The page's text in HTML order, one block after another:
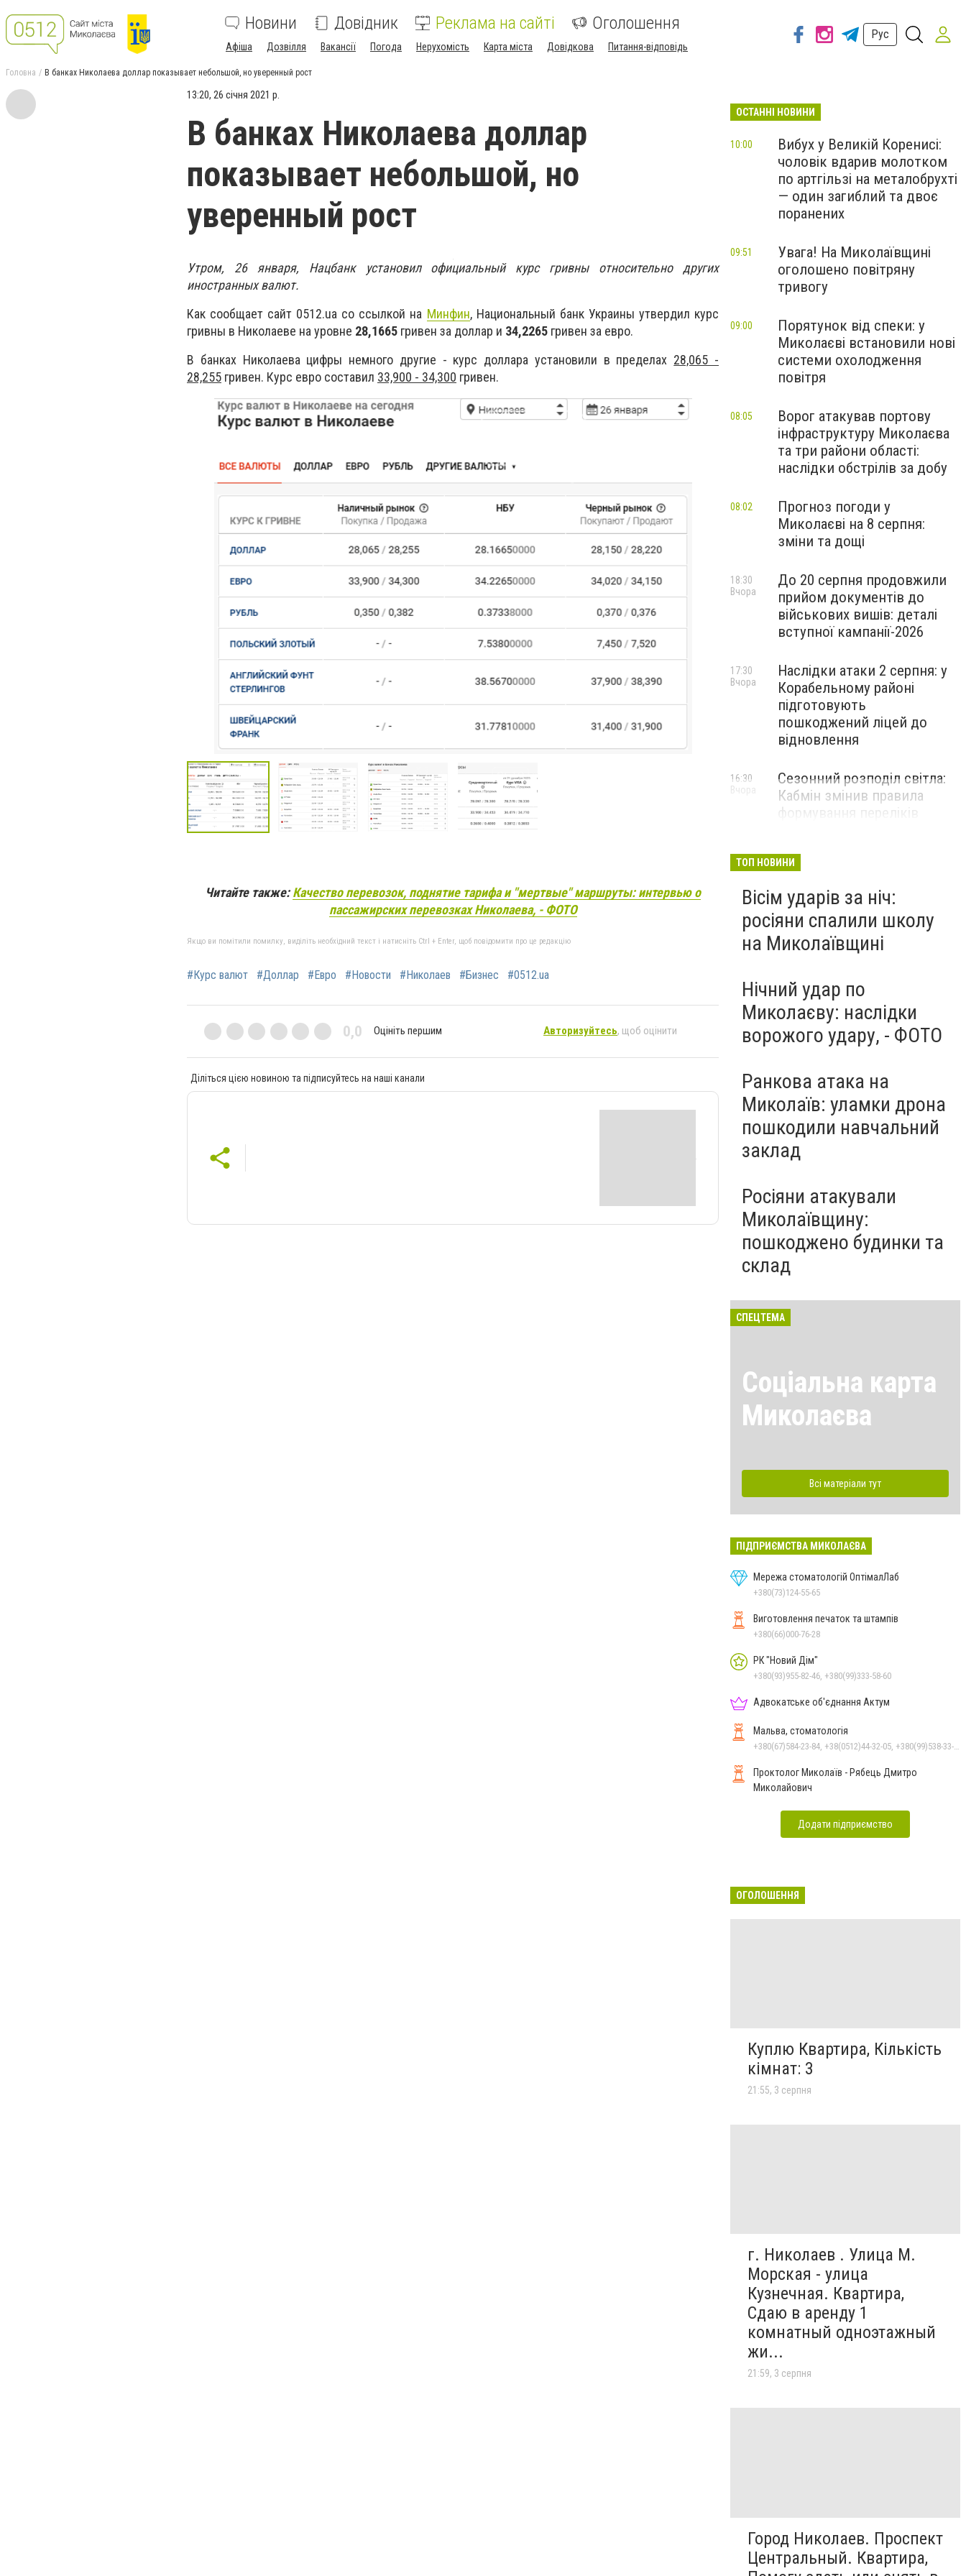
Новини Довідник Реклама на сайті Оголошення
Афіша Дозвілля Вакансії Погода Нерухомість Карта міста Довідкова Питання-відповідь
Рус
Головна В банках Николаева доллар показывает небольшой, но уверенный рост
13:20, 26 січня 2021 р.
В банках Николаева доллар
показывает небольшой, но
уверенный рост
Утром, 26 января, Нацбанк установил официальный курс гривны относительно других
иностранных валют.
Как сообщает сайт 0512.ua со ссылкой на Минфин, Национальный банк Украины утвердил курс
гривны в Николаеве на уровне 28,1665 гривен за доллар и 34,2265 гривен за евро.
В банках Николаева цифры немного другие - курс доллара установили в пределах 28,065 -
28,255 гривен. Курс евро составил 33,900 - 34,300 гривен.
Читайте также:Качество перевозок, поднятие тарифа и "мертвые" маршруты: интервью о
пассажирских перевозках Николаева, - ФОТО
Якщо ви помітили помилку, виділіть необхідний текст і натисніть Ctrl + Enter, щоб повідомити про це редакцію
#Курс валют #Доллар #Евро #Новости #Николаев #Бизнес #0512.ua
0,0 Оцініть першим Авторизуйтесь, щоб оцінити
Діліться цією новиною та підписуйтесь на наші канали
ОСТАННІ НОВИНИ
Вибух у Великій Коренисі:
чоловік вдарив молотком
по артгільзі на металобрухті
— один загиблий та двоє
поранених
10:00
Увага! На Миколаївщині
оголошено повітряну
тривогу
09:51
Порятунок від спеки: у
Миколаєві встановили нові
системи охолодження
повітря
09:00
Ворог атакував портову
інфраструктуру Миколаєва
та три райони області:
наслідки обстрілів за добу
08:05
Прогноз погоди у
Миколаєві на 8 серпня:
зміни та дощі
08:02
До 20 серпня продовжили
прийом документів до
військових вишів: деталі
вступної кампанії-2026
18:30
Вчора
Наслідки атаки 2 серпня: у
Корабельному районі
підготовують
пошкоджений ліцей до
відновлення
17:30
Вчора
Сезонний розподіл світла:
Кабмін змінив правила
16:30
Вчора
ТОП НОВИНИ
Вісім ударів за ніч:
росіяни спалили школу
на Миколаївщині
Нічний удар по
Миколаєву: наслідки
ворожого удару, - ФОТО
Ранкова атака на
Миколаїв: уламки дрона
пошкодили навчальний
заклад
Росіяни атакували
Миколаївщину:
пошкоджено будинки та
склад
СПЕЦТЕМА
Соціальна карта
Миколаєва
Всі матеріали тут
ПІДПРИЄМСТВА МИКОЛАЄВА
Мережа стоматологій ОптімалЛаб
+380(73)124-55-65
Виготовлення печаток та штампів
+380(66)000-76-28
РК "Новий Дім"
+380(93)955-82-46, +380(99)333-58-60
Адвокатське об'єднання Актум
Мальва, стоматологія
Проктолог Миколаїв - Рябець Дмитро
Миколайович
Додати підприємство
ОГОЛОШЕННЯ
Куплю Квартира, Кількість
кімнат: 3
21:55, 3 серпня
г. Николаев . Улица М.
Морская - улица
Кузнечная. Квартира,
Сдаю в аренду 1
комнатный одноэтажный
жи...
21:59, 3 серпня
Город Николаев. Проспект
Центральный. Квартира,